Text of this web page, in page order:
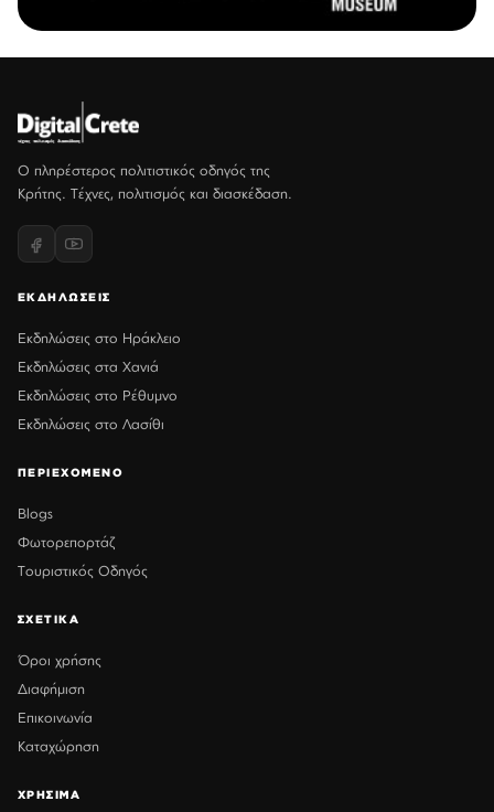
Ο πληρέστερος πολιτιστικός οδηγός της
Κρήτης. Τέχνες, πολιτισμός και διασκέδαση.
ΕΚΔΗΛΩΣΕΙΣ
Εκδηλώσεις στο Ηράκλειο
Εκδηλώσεις στα Χανιά
Εκδηλώσεις στο Ρέθυμνο
Εκδηλώσεις στο Λασίθι
ΠΕΡΙΕΧΟΜΕΝΟ
Blogs
Φωτορεπορτάζ
Τουριστικός Οδηγός
ΣΧΕΤΙΚΑ
Όροι χρήσης
Διαφήμιση
Επικοινωνία
Καταχώρηση
ΧΡΗΣΙΜΑ